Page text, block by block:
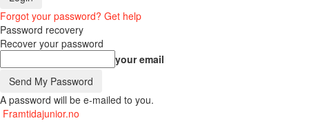
Forgot your password? Get help
Password recovery
Recover your password
your email
A password will be e-mailed to you.
Framtidajunior.no